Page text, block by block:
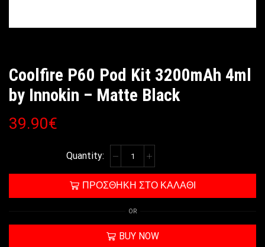
Coolfire P60 Pod Kit 3200mAh 4ml
by Innokin – Matte Black
39.90€
ΠΡΟΣΘΉΚΗ ΣΤΟ ΚΑΛΆΘΙ
OR
BUY NOW